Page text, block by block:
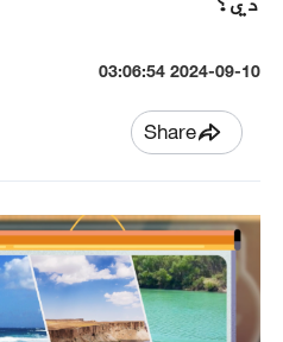
2024-09-10 03:06:54
Share